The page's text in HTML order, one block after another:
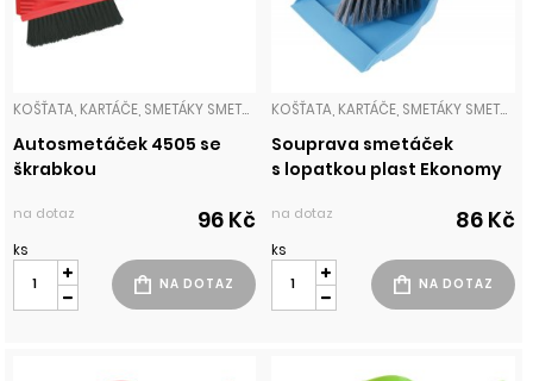
KOŠŤATA, KARTÁČE, SMETÁKY SMETÁČKY
Autosmetáček 4505 se
škrabkou
na dotaz 96 Kč
ks
KOŠŤATA, KARTÁČE, SMETÁKY SMETÁČKY
Souprava smetáček
s lopatkou plast Ekonomy
na dotaz 86 Kč
ks